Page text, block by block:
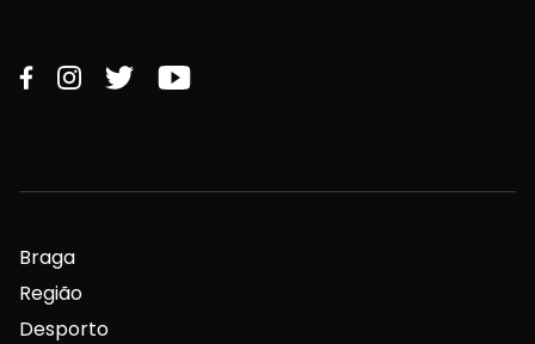
Braga
Região
Desporto